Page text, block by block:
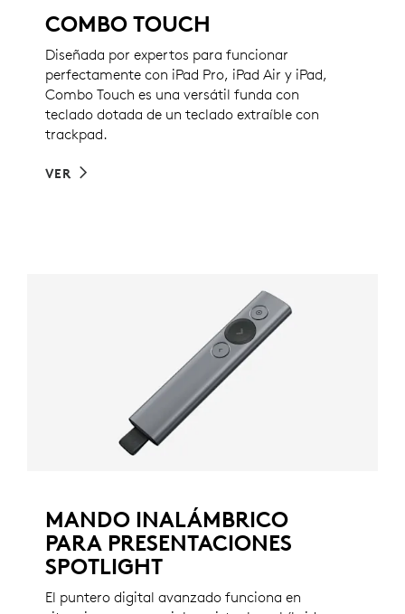
COMBO TOUCH
Diseñada por expertos para funcionar
perfectamente con iPad Pro, iPad Air y iPad,
Combo Touch es una versátil funda con
teclado dotada de un teclado extraíble con
trackpad.
VER
MANDO INALÁMBRICO
PARA PRESENTACIONES
SPOTLIGHT
El puntero digital avanzado funciona en